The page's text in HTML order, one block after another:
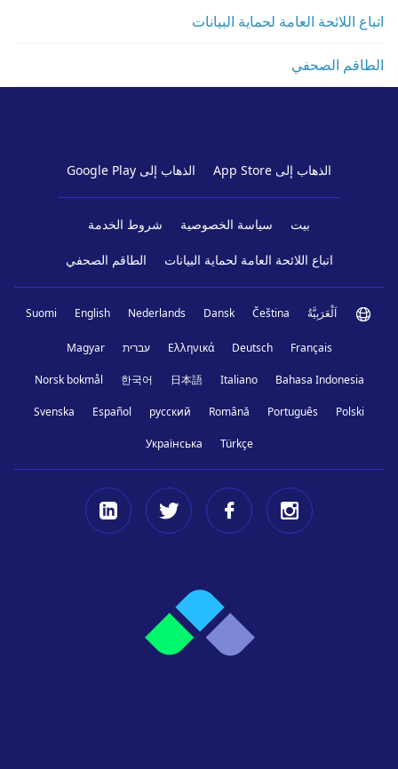
اتباع اللائحة العامة لحماية البيانات
الطاقم الصحفي
الذهاب إلى App Store الذهاب إلى Google Play
بيت سياسة الخصوصية شروط الخدمة
اتباع اللائحة العامة لحماية البيانات الطاقم الصحفي
اَلْعَرَبِيَّةُ Čeština
Dansk
Nederlands
English
Suomi
Français
Deutsch
Ελληνικά עברית Magyar
Bahasa Indonesia
Italiano
日本語
한국어
Norsk bokmål
Polski
Português
Română
русский
Español
Svenska
Türkçe
Українська